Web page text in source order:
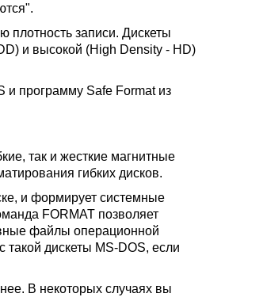
записи. Дискеты
и высокой (High Density - HD)
и программу Safe Format из
так и жесткие магнитные
гибких дисков.
и формирует системные
FORMAT позволяет
файлы операционной
дискеты MS-DOS, если
В некоторых случаях вы